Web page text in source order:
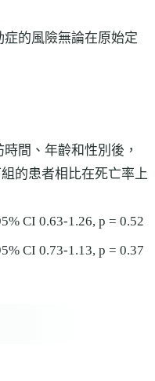
症的風險無論在原始定
間、年齡和性別後，
的患者相比在死亡率上
CI 0.63-1.26, p = 0.52
CI 0.73-1.13, p = 0.37